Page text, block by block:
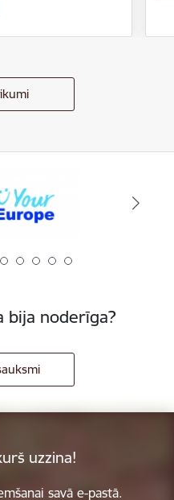
bija noderīga?
uzzina!
savā e-pastā.